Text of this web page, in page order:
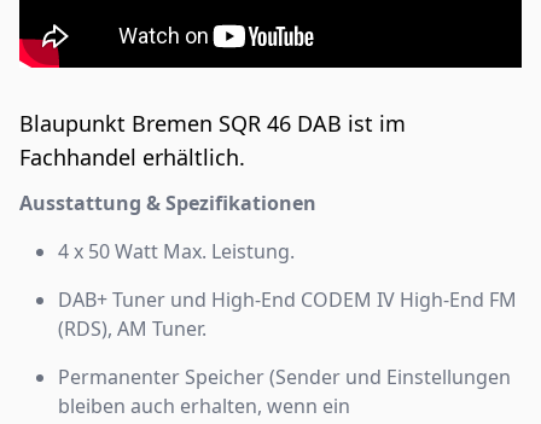
Blaupunkt Bremen SQR 46 DAB ist im
Fachhandel erhältlich.
Ausstattung & Spezifikationen
4 x 50 Watt Max. Leistung.
DAB+ Tuner und High-End CODEM IV High-End FM
(RDS), AM Tuner.
Permanenter Speicher (Sender und Einstellungen
bleiben auch erhalten, wenn ein